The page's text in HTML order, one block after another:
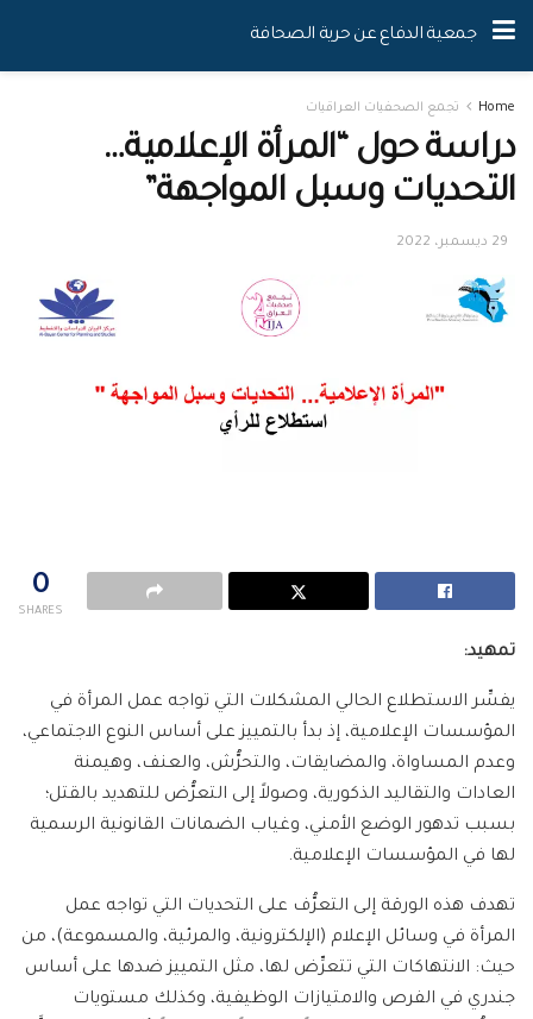
جمعية الدفاع عن حرية الصحافة
Home تجمع الصحفيات العراقيات
دراسة حول “المرأة الإعلامية…
التحديات وسبل المواجهة”
29 ديسمبر، 2022
0
SHARES
تمهيد:
يفسِّر الاستطلاع الحالي المشكلات التي تواجه عمل المرأة في
المؤسسات الإعلامية، إذ بدأ بالتمييز على أساس النوع الاجتماعي،
وعدم المساواة، والمضايقات، والتحرُّش، والعنف، وهيمنة
العادات والتقاليد الذكورية، وصولاً إلى التعرُّض للتهديد بالقتل؛
بسبب تدهور الوضع الأمني، وغياب الضمانات القانونية الرسمية
لها في المؤسسات الإعلامية.
تهدف هذه الورقة إلى التعرُّف على التحديات التي تواجه عمل
المرأة في وسائل الإعلام (الإلكترونية، والمرئية، والمسموعة)، من
حيث: الانتهاكات التي تتعرِّض لها، مثل التمييز ضدها على أساس
جندري في الفرص والامتيازات الوظيفية، وكذلك مستويات